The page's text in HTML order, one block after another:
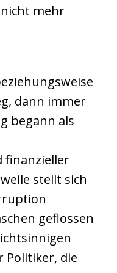
mehr
dann immer
begann als
finanzieller
stellt sich
geflossen
Politiker, die